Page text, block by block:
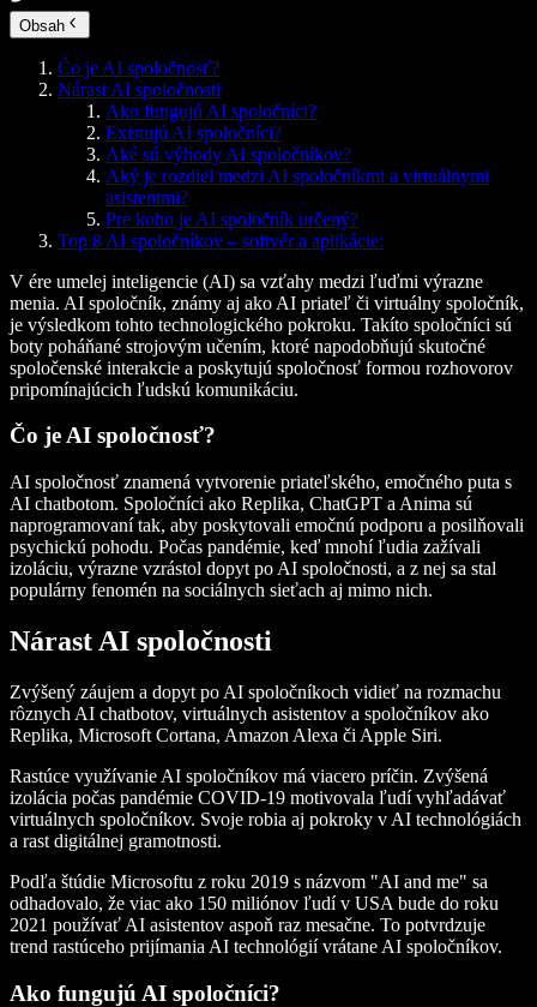
Obsah
Čo je AI spoločnosť?
Nárast AI spoločnosti
Ako fungujú AI spoločníci?
Existujú AI spoločníci?
Aké sú výhody AI spoločníkov?
Aký je rozdiel medzi AI spoločníkmi a virtuálnymi
asistentmi?
Pre koho je AI spoločník určený?
Top 8 AI spoločníkov – softvér a aplikácie:
V ére umelej inteligencie (AI) sa vzťahy medzi ľuďmi výrazne
menia. AI spoločník, známy aj ako AI priateľ či virtuálny spoločník,
je výsledkom tohto technologického pokroku. Takíto spoločníci sú
boty poháňané strojovým učením, ktoré napodobňujú skutočné
spoločenské interakcie a poskytujú spoločnosť formou rozhovorov
pripomínajúcich ľudskú komunikáciu.
Čo je AI spoločnosť?
AI spoločnosť znamená vytvorenie priateľského, emočného puta s
AI chatbotom. Spoločníci ako Replika, ChatGPT a Anima sú
naprogramovaní tak, aby poskytovali emočnú podporu a posilňovali
psychickú pohodu. Počas pandémie, keď mnohí ľudia zažívali
izoláciu, výrazne vzrástol dopyt po AI spoločnosti, a z nej sa stal
populárny fenomén na sociálnych sieťach aj mimo nich.
Nárast AI spoločnosti
Zvýšený záujem a dopyt po AI spoločníkoch vidieť na rozmachu
rôznych AI chatbotov, virtuálnych asistentov a spoločníkov ako
Replika, Microsoft Cortana, Amazon Alexa či Apple Siri.
Rastúce využívanie AI spoločníkov má viacero príčin. Zvýšená
izolácia počas pandémie COVID-19 motivovala ľudí vyhľadávať
virtuálnych spoločníkov. Svoje robia aj pokroky v AI technológiách
a rast digitálnej gramotnosti.
Podľa štúdie Microsoftu z roku 2019 s názvom "AI and me" sa
odhadovalo, že viac ako 150 miliónov ľudí v USA bude do roku
2021 používať AI asistentov aspoň raz mesačne. To potvrdzuje
trend rastúceho prijímania AI technológií vrátane AI spoločníkov.
Ako fungujú AI spoločníci?